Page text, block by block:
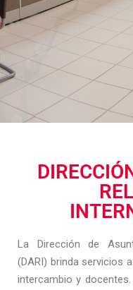
La Dirección de
(DARI) brinda servicios
intercambio y